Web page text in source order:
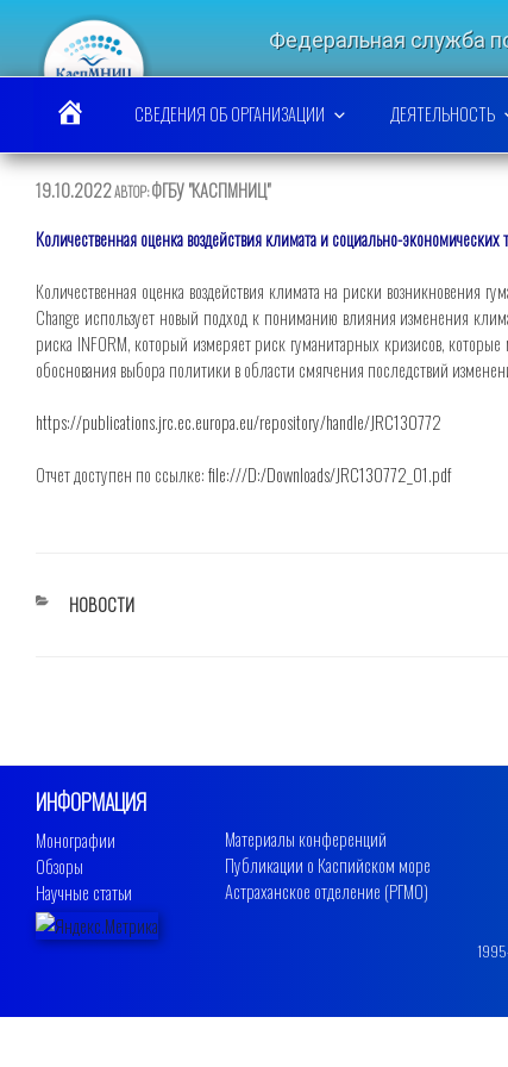
содержимому
Федеральная служба
КАСПИЙСКИЙ
СВЕДЕНИЯ ОБ ОРГАНИЗАЦИИ ДЕЯТЕЛЬНОСТЬ
ОПУБЛИКОВАНО
19.10.2022АВТОР:ФГБУ "КАСПМНИЦ"
Количественная оценка воздействия климата и социально-
Количественная оценка воздействия климата на риски возникновения
Change использует новый подход к пониманию влияния изменения
риска INFORM, который измеряет риск гуманитарных кризисов,
обоснования выбора политики в области смягчения последствий
https://publications.jrc.ec.europa.eu/repository/handle/JRC130772
Отчет доступен по ссылке:file:///D:/Downloads/JRC130772_01.pdf
РУБРИКИ
НОВОСТИ
ИНФОРМАЦИЯ
Монографии
Обзоры
Научные статьи
Материалы конференций
Публикации о Каспийском море
Астраханское отделение (РГМО)